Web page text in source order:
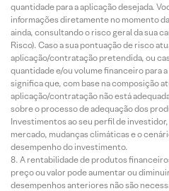
quantidade para a aplicação desejada.
informações diretamente no momento
ainda, consultando o risco geral da sua
Risco). Caso a sua pontuação de risco
aplicação/contratação pretendida, ou
quantidade e/ou volume financeiro para
significa que, com base na composição
aplicação/contratação não está
sobre o processo de adequação dos
Investimentos ao seu perfil de
mercado, mudanças climáticas e o
desempenho do investimento.
A rentabilidade de produtos
preço ou valor pode aumentar ou
desempenhos anteriores não são